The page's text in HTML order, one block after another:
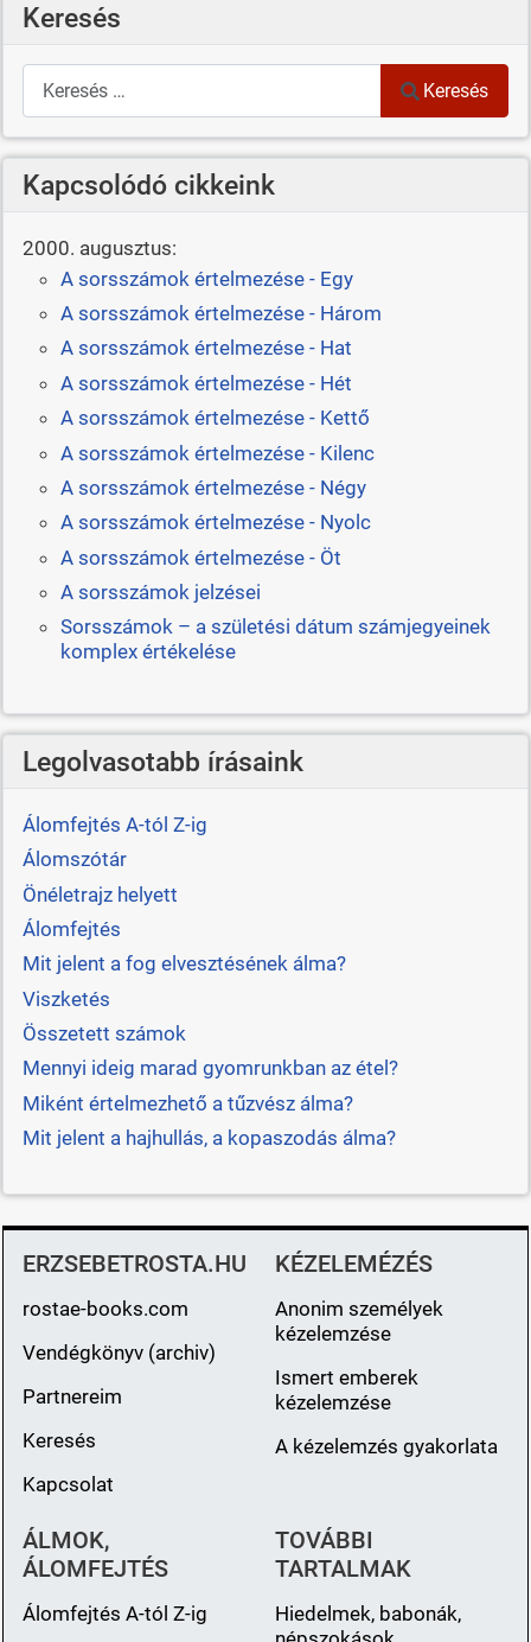
Keresés
Keresés
Keresés
Kapcsolódó cikkeink
2000. augusztus:
A sorsszámok értelmezése - Egy
A sorsszámok értelmezése - Három
A sorsszámok értelmezése - Hat
A sorsszámok értelmezése - Hét
A sorsszámok értelmezése - Kettő
A sorsszámok értelmezése - Kilenc
A sorsszámok értelmezése - Négy
A sorsszámok értelmezése - Nyolc
A sorsszámok értelmezése - Öt
A sorsszámok jelzései
Sorsszámok – a születési dátum számjegyeinek
komplex értékelése
Legolvasotabb írásaink
Álomfejtés A-tól Z-ig
Álomszótár
Önéletrajz helyett
Álomfejtés
Mit jelent a fog elvesztésének álma?
Viszketés
Összetett számok
Mennyi ideig marad gyomrunkban az étel?
Miként értelmezhető a tűzvész álma?
Mit jelent a hajhullás, a kopaszodás álma?
ERZSEBETROSTA.HU
rostae-books.com
Vendégkönyv (archiv)
Partnereim
Keresés
Kapcsolat
KÉZELEMÉZÉS
Anonim személyek
kézelemzése
Ismert emberek
kézelemzése
A kézelemzés gyakorlata
ÁLMOK,
ÁLOMFEJTÉS
Álomfejtés A-tól Z-ig
TOVÁBBI
TARTALMAK
Hiedelmek, babonák,